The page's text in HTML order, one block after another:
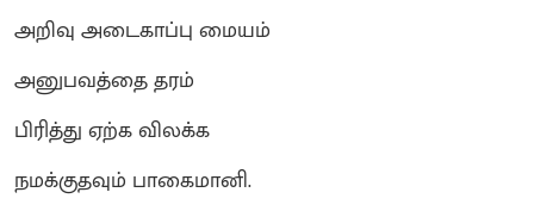
அறிவு அடைகாப்பு மையம்
அனுபவத்தை தரம்
பிரித்து ஏற்க விலக்க
நமக்குதவும் பாகைமானி.